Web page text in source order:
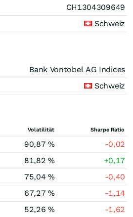
CH1304309649
Schweiz
Bank Vontobel AG Indices
Schweiz
Volatilität Sharpe Ratio
90,87 %
-0,02
81,82 %
+0,17
75,04 %
-0,40
67,27 %
-1,14
52,26 %
-1,62